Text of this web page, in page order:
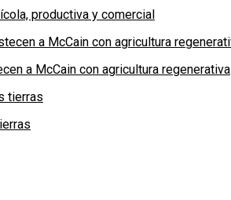
productiva y comercial
a McCain con agricultura regenerativa